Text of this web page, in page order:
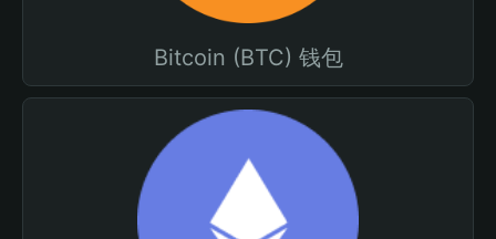
Bitcoin (BTC) 钱包